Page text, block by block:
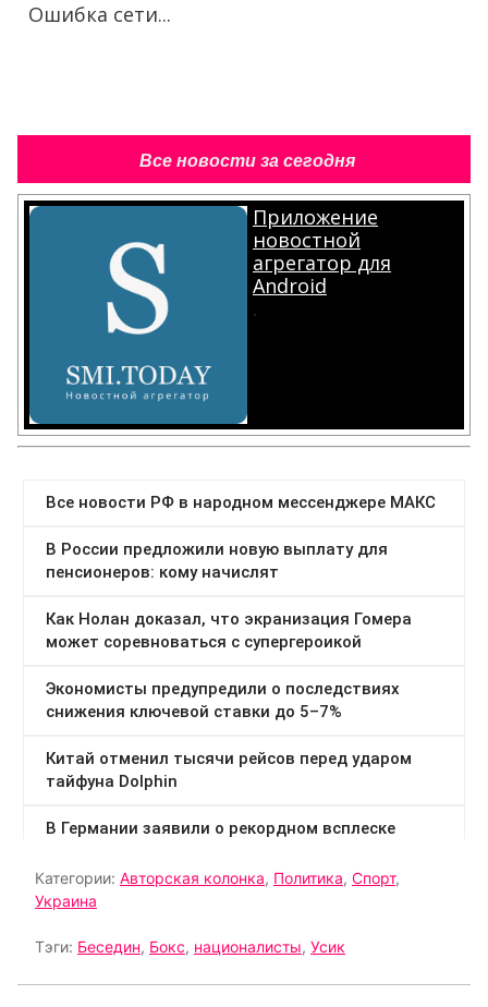
Ошибка сети...
Все новости за сегодня
Приложение
новостной
агрегатор для
Android
.
Категории: Авторская колонка, Политика, Спорт,
Украина
Тэги: Беседин, Бокс, националисты, Усик